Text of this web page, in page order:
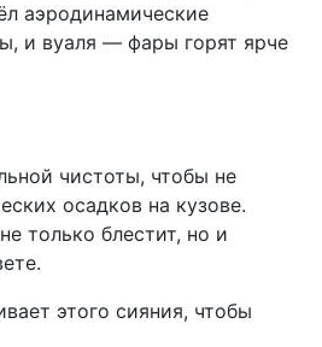
аэродинамические
и вуаля — фары горят ярче
чистоты, чтобы не
осадков на кузове.
только блестит, но и
этого сияния, чтобы